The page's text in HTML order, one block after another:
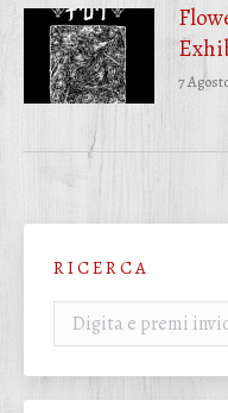
7
R I C E R C A
Cerca: